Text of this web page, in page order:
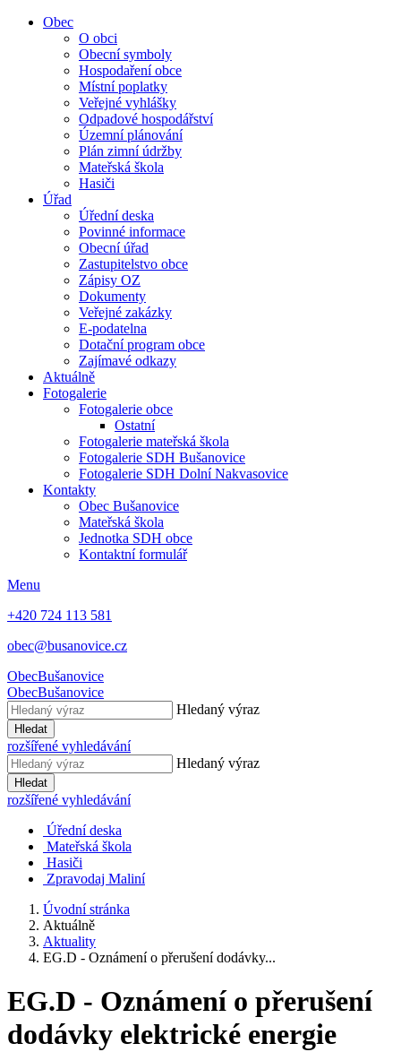
Obec
O obci
Obecní symboly
Hospodaření obce
Místní poplatky
Veřejné vyhlášky
Odpadové hospodářství
Územní plánování
Plán zimní údržby
Mateřská škola
Hasiči
Úřad
Úřední deska
Povinné informace
Obecní úřad
Zastupitelstvo obce
Zápisy OZ
Dokumenty
Veřejné zakázky
E-podatelna
Dotační program obce
Zajímavé odkazy
Aktuálně
Fotogalerie
Fotogalerie obce
Ostatní
Fotogalerie mateřská škola
Fotogalerie SDH Bušanovice
Fotogalerie SDH Dolní Nakvasovice
Kontakty
Obec Bušanovice
Mateřská škola
Jednotka SDH obce
Kontaktní formulář
Menu
+420 724 113 581
obec@busanovice.cz
ObecBušanovice
ObecBušanovice
Hledaný výraz
Hledat
rozšířené vyhledávání
Hledaný výraz
Hledat
rozšířené vyhledávání
Úřední deska
Mateřská škola
Hasiči
Zpravodaj Maliní
Úvodní stránka
Aktuálně
Aktuality
EG.D - Oznámení o přerušení dodávky...
EG.D - Oznámení o přerušení
dodávky elektrické energie